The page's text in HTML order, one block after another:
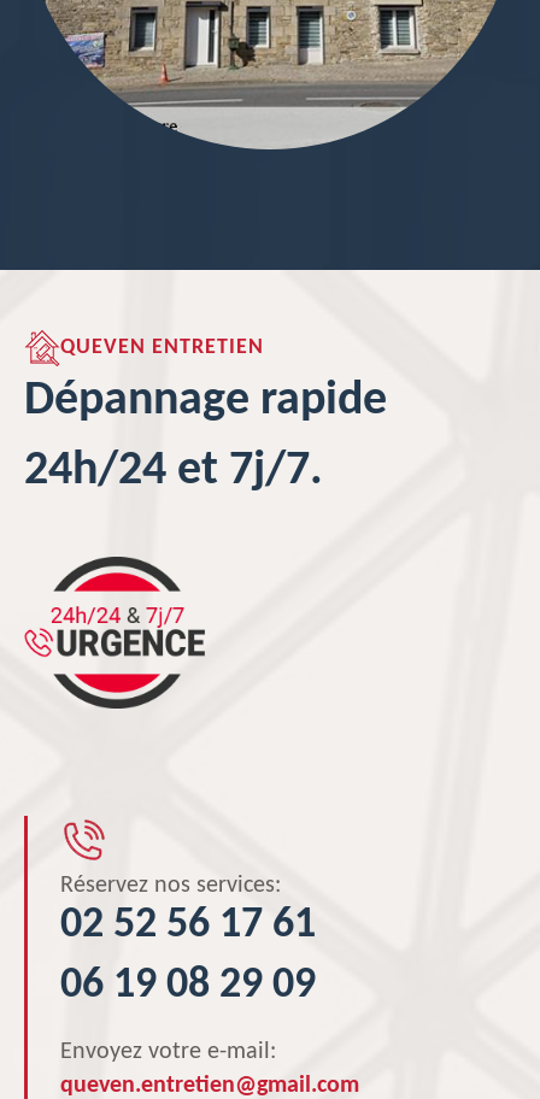
QUEVEN ENTRETIEN
Dépannage rapide
24h/24 et 7j/7.
Réservez nos services:
02 52 56 17 61
06 19 08 29 09
Envoyez votre e-mail:
queven.entretien@gmail.com